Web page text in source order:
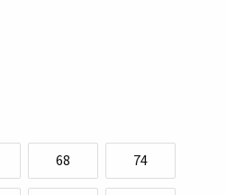
68 74